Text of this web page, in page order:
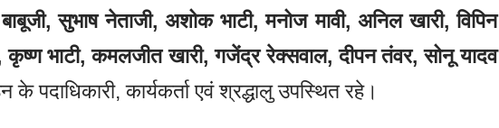
सुभाष नेताजी, अशोक भाटी, मनोज मावी, अनिल खारी, विपिन
कृष्ण भाटी, कमलजीत खारी, गजेंद्र रेक्सवाल, दीपन तंवर, सोनू यादव
पदाधिकारी, कार्यकर्ता एवं श्रद्धालु उपस्थित रहे।